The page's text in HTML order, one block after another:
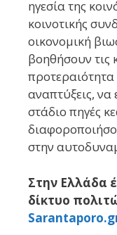
ηγεσία της
κοινοτικής
οικονομική
βοηθήσουν τις
προτεραιότητα
αναπτύξεις, να
στάδιο πηγές
στην
Στην Ελλάδα
δίκτυο